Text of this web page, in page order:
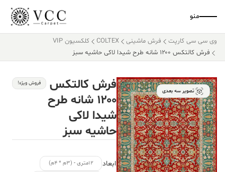
منو
وی سی سی کارپت فرش ماشینی COLTEX
کلکسیون VIP
فرش کالتکس ۱۲۰۰ شانه طرح شیدا لاکی حاشیه سبز
تصویر سه بعدی
فرش کالتکس
۱۲۰۰ شانه طرح
شیدا لاکی
حاشیه سبز
فروش ویژه!
ابعاد
۱۲متری - (۳م * ۴م)